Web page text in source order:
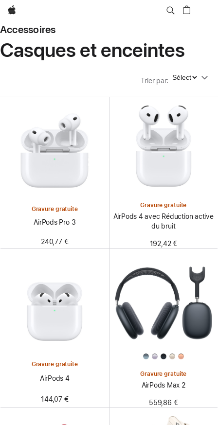
Apple
Accessoires
Casques et enceintes
Trier par: Trier par
Gravure gratuite
AirPods Pro 3
240,77 €
Gravure gratuite
AirPods 4 avec Réduction active
du bruit
192,42 €
Gravure gratuite
AirPods 4
144,07 €
Gravure gratuite
AirPods Max 2
559,86 €